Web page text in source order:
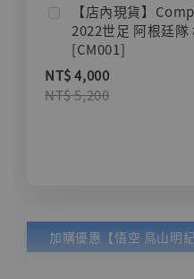
【店內現貨】
2022世足 阿根廷
[CM001]
NT$ 4,000
NT$ 5,200